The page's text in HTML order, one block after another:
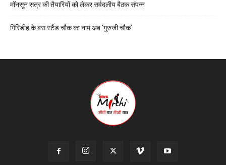
मॉनसून सत्र की तैयारियों को लेकर सर्वदलीय बैठक संपन्न
गिरिडीह के बस स्टैंड चौक का नाम अब ‘गुरुजी चौक’